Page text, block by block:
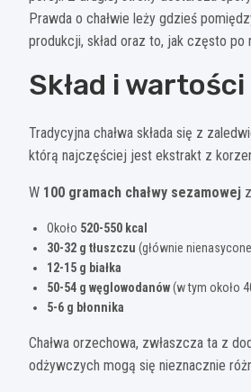
Prawda o chałwie leży gdzieś
produkcji, skład oraz to, jak często po
Skład i
Tradycyjna chałwa składa się z
którą najczęściej jest ekstrakt z
W 100 gramach chałwy sezamowej
Około 520-550 kcal
30-32 g tłuszczu (głównie
12-15 g białka
50-54 g węglowodanów(w tym około
5-6 g błonnika
Chałwa orzechowa, zwłaszcza ta z
odżywczych mogą się nieznacznie